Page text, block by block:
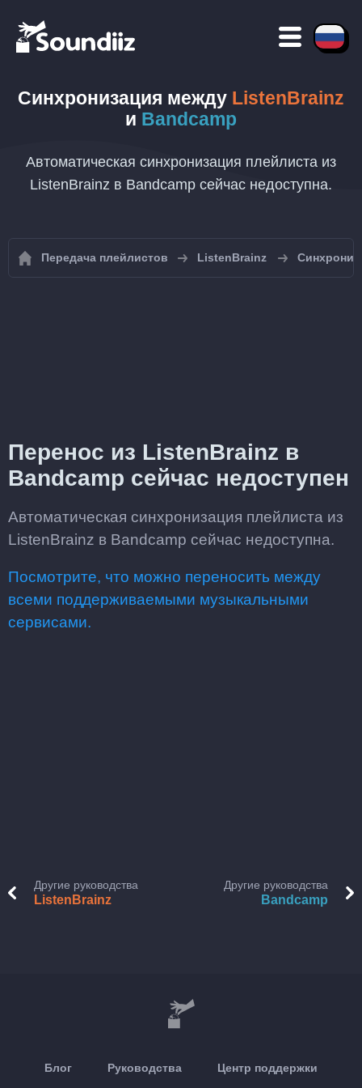
Синхронизация между ListenBrainz
и Bandcamp
Автоматическая синхронизация плейлиста из
ListenBrainz в Bandcamp сейчас недоступна.
Передача плейлистов ListenBrainz
Перенос из ListenBrainz в
Bandcamp сейчас недоступен
Автоматическая синхронизация плейлиста из
ListenBrainz в Bandcamp сейчас недоступна.
Посмотрите, что можно переносить между
всеми поддерживаемыми музыкальными
сервисами.
Другие руководства
ListenBrainz
Другие руководства
Bandcamp
Блог Руководства Центр поддержки